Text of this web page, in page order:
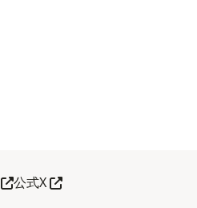
別タブで開く
公式X別タブで開く